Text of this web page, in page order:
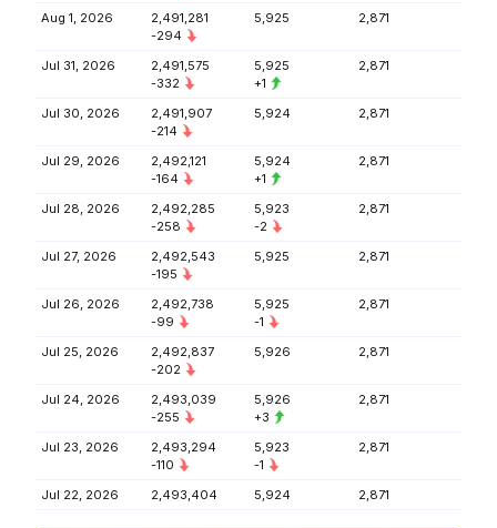
Aug 1, 2026
2,491,281
-294
5,925 2,871
Jul 31, 2026
2,491,575
-332
5,925
+1
2,871
Jul 30, 2026
2,491,907
-214
5,924 2,871
Jul 29, 2026
2,492,121
-164
5,924
+1
2,871
Jul 28, 2026
2,492,285
-258
5,923
-2
2,871
Jul 27, 2026
2,492,543
-195
5,925 2,871
Jul 26, 2026
2,492,738
-99
5,925
-1
2,871
Jul 25, 2026
2,492,837
-202
5,926 2,871
Jul 24, 2026
2,493,039
-255
5,926
+3
2,871
Jul 23, 2026
2,493,294
-110
5,923
-1
2,871
Jul 22, 2026 2,493,404 5,924 2,871